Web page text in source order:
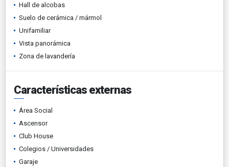
Hall de alcobas
Suelo de cerámica / mármol
Unifamiliar
Vista panorámica
Zona de lavandería
Características externas
Área Social
Ascensor
Club House
Colegios / Universidades
Garaje